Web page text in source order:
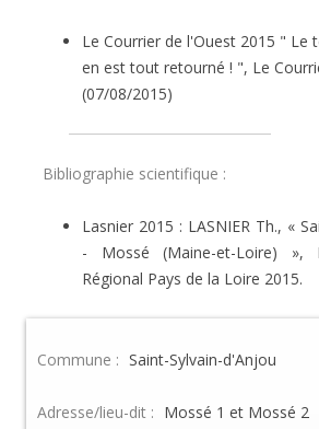
Le Courrier de l'Ouest 2015 " Le
en est tout retourné ! ", Le
(07/08/2015)
Bibliographie scientifique :
Lasnier 2015 : LASNIER Th., «
- Mossé (Maine-et-Loire) »,
Régional Pays de la Loire 2015.
Commune : Saint-Sylvain-d'Anjou
Adresse/lieu-dit : Mossé 1 et Mossé 2